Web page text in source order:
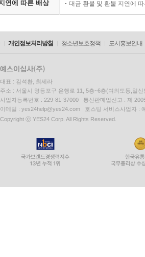
연에 따른 배상 대금 환불 및 환불 지연에
개인정보처리방침 청소년보호정책 도서홍보안내
대표 : 김석환, 최세라
주소 : 서울시 영등포구 은행로 11, 5층~6층(여의도동,일신
사업자등록번호 : 229-81-37000 통신판매업신고 : 제
이메일 : yes24help@yes24.com 호스팅 서비스사업자 :
Copyright ⓒ YES24 Corp. All Rights Reserved.